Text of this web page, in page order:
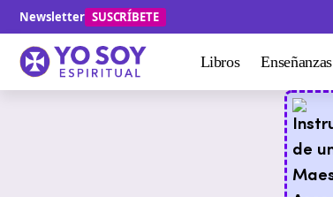
Newsletter SUSCRÍBETE
Libros Enseñanzas